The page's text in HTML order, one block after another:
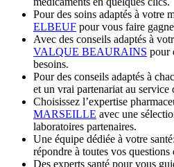
Pour des soins adaptés à votre
ELBEUF pour vous faire
Avec des conseils adaptés à
VALQUE BEAURAINS pour
besoins.
Pour des conseils adaptés à
et un vrai partenariat au service
Choisissez l’expertise
MARSEILLE avec une
laboratoires partenaires.
Une équipe dédiée à votre santé:
répondre à toutes vos questions
Des experts santé pour vous